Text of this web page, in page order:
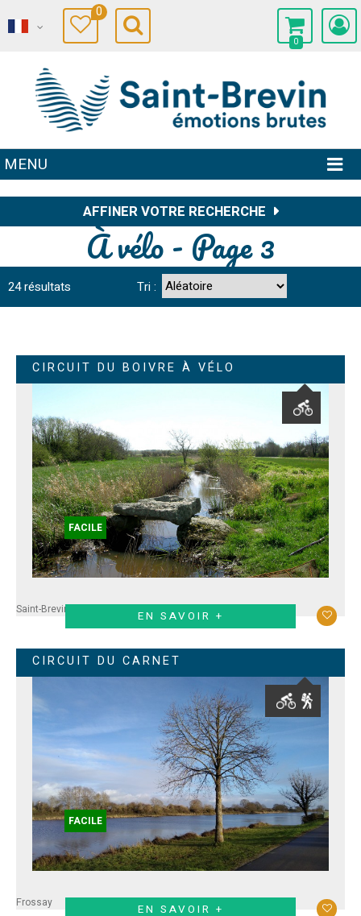
0
0
MENU
AFFINER VOTRE RECHERCHE
À vélo - Page 3
24résultats Tri :
CIRCUIT DU BOIVRE À VÉLO
EN SAVOIR +
Saint-Brevin
FACILE
CIRCUIT DU CARNET
EN SAVOIR +
Frossay
FACILE